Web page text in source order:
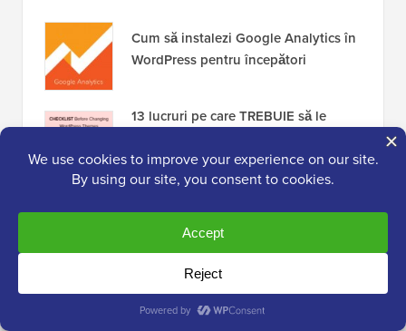
Cum să instalezi Google Analytics în
WordPress pentru începători
13 lucruri pe care TREBUIE să le
WordPress
Cum să remediezi eroarea de
stabilire a unei conexiuni la baza de
date în WordPress
Dezvăluit: De ce construirea unei